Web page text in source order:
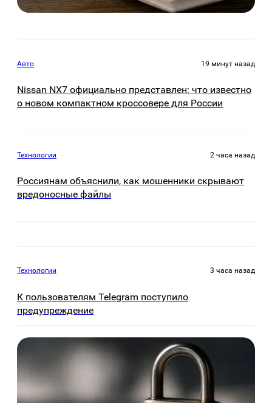
Авто 19 минут назад
Nissan NX7 официально представлен: что известно
о новом компактном кроссовере для России
Технологии 2 часа назад
Россиянам объяснили, как мошенники скрывают
вредоносные файлы
Технологии 3 часа назад
К пользователям Telegram поступило
предупреждение